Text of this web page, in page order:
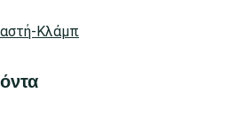
Κλάμπ